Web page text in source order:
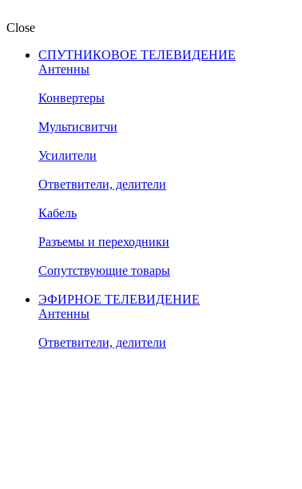
Close
СПУТНИКОВОЕ ТЕЛЕВИДЕНИЕ
Антенны
Конвертеры
Мультисвитчи
Усилители
Ответвители, делители
Кабель
Разъемы и переходники
Сопутствующие товары
ЭФИРНОЕ ТЕЛЕВИДЕНИЕ
Антенны
Ответвители, делители